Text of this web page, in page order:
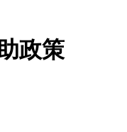
政策